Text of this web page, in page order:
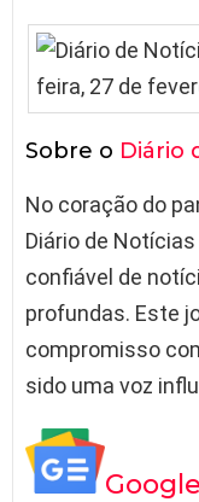
Sobre o Diário
No coração do
Diário de
confiável de
profundas. Este
compromisso
sido uma voz